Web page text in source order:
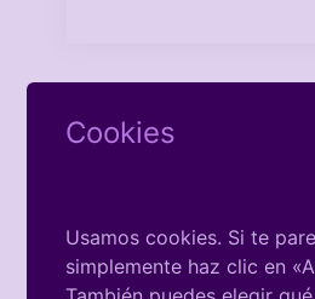
De
Cookies
Usamos cookies. Si te
simplemente haz clic en